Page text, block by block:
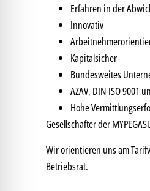
Erfahren in der
Innovativ
Kapitalsicher
Bundesweites
AZAV, DIN ISO 9001
Hohe
Gesellschafter der
Wir orientieren uns am
Betriebsrat.